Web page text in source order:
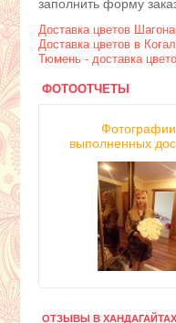
заполнить форму
Доставка цветов
Доставка цветов в
Тюмень - доставка
ФОТООТЧЕТЫ
Фотографии
выполненных
ОТЗЫВЫ В